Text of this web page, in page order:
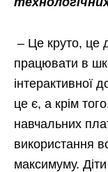
– Це круто, це
працювати в
інтерактивної
це є, а крім
навчальних
використання
максимуму.